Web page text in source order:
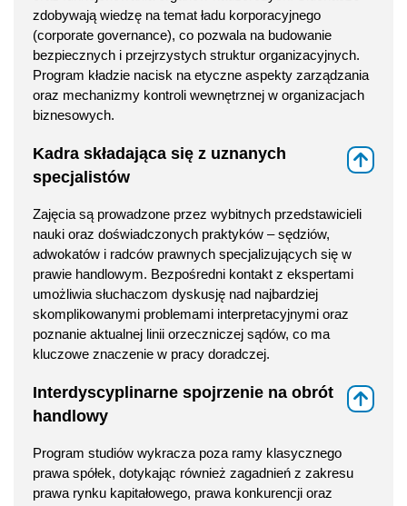
zdobywają wiedzę na temat ładu korporacyjnego
(corporate governance), co pozwala na budowanie
bezpiecznych i przejrzystych struktur organizacyjnych.
Program kładzie nacisk na etyczne aspekty zarządzania
oraz mechanizmy kontroli wewnętrznej w organizacjach
biznesowych.
Kadra składająca się z uznanych
specjalistów
Zajęcia są prowadzone przez wybitnych przedstawicieli
nauki oraz doświadczonych praktyków – sędziów,
adwokatów i radców prawnych specjalizujących się w
prawie handlowym. Bezpośredni kontakt z ekspertami
umożliwia słuchaczom dyskusję nad najbardziej
skomplikowanymi problemami interpretacyjnymi oraz
poznanie aktualnej linii orzeczniczej sądów, co ma
kluczowe znaczenie w pracy doradczej.
Interdyscyplinarne spojrzenie na obrót
handlowy
Program studiów wykracza poza ramy klasycznego
prawa spółek, dotykając również zagadnień z zakresu
prawa rynku kapitałowego, prawa konkurencji oraz